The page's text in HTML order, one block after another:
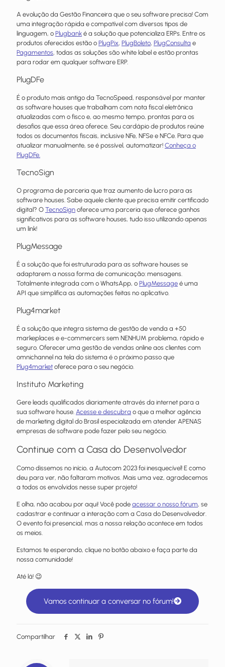
A evolução da Gestão Financeira que o seu software precisa! Com
uma integração rápida e compatível com diversos tipos de
linguagem, o Plugbank é a solução que potencializa ERPs. Entre os
produtos oferecidos estão o PlugPix, PlugBoleto, PlugConsulta e
Pagamentos, todas as soluções são white label e estão prontas
para rodar em qualquer software ERP.
PlugDFe
É o produto mais antigo da TecnoSpeed, responsável por manter
as software houses que trabalham com nota fiscal eletrônica
atualizadas com o fisco e, ao mesmo tempo, prontas para os
desafios que essa área oferece. Seu cardápio de produtos reúne
todos os documentos fiscais, inclusive NFe, NFSe e NFCe. Para que
atualizar manualmente, se é possível, automatizar! Conheça o
PlugDFe.
TecnoSign
O programa de parceria que traz aumento de lucro para as
software houses. Sabe aquele cliente que precisa emitir certificado
digital? O TecnoSign oferece uma parceria que oferece ganhos
significativos para as software houses, tudo isso utilizando apenas
um link!
PlugMessage
É a solução que foi estruturada para as software houses se
adaptarem a nossa forma de comunicação: mensagens.
Totalmente integrada com o WhatsApp, o PlugMessage é uma
API que simplifica as automações feitas no aplicativo.
Plug4market
É a solução que integra sistema de gestão de venda a +50
markeplaces e e-commercers sem NENHUM problema, rápido e
seguro. Oferecer uma gestão de vendas online aos clientes com
omnichannel na tela do sistema é o próximo passo que
Plug4market oferece para o seu negócio.
Instituto Marketing
Gere leads qualificados diariamente através da internet para a
sua software house. Acesse e descubra o que a melhor agência
de marketing digital do Brasil especializada em atender APENAS
empresas de software pode fazer pelo seu negócio.
Continue com a Casa do Desenvolvedor
Como dissemos no início, a Autocom 2023 foi inesquecível! E como
deu para ver, não faltaram motivos. Mais uma vez, agradecemos
a todos os envolvidos nesse super projeto!
E olha, não acabou por aqui! Você pode acessar o nosso fórum, se
cadastrar e continuar a interação com a Casa do Desenvolvedor.
O evento foi presencial, mas a nossa relação acontece em todos
os meios.
Estamos te esperando, clique no botão abaixo e faça parte da
nossa comunidade!
Até lá! 😉
Vamos continuar a conversar no fórum!
Compartilhar